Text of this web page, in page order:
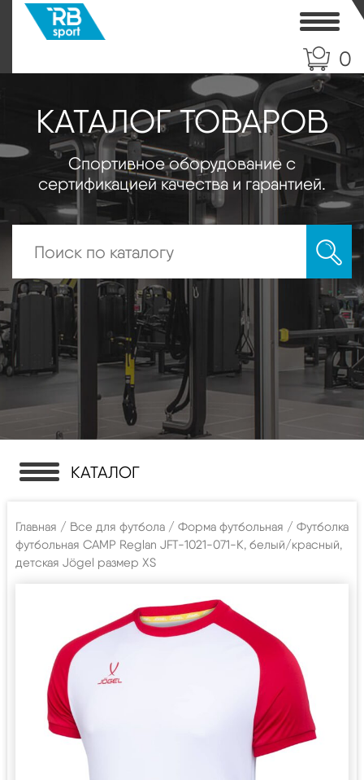
0
КАТАЛОГ ТОВАРОВ
Спортивное оборудование с
сертификацией качества и гарантией.
КАТАЛОГ
Главная / Все для футбола / Форма футбольная / Футболка
футбольная CAMP Reglan JFT-1021-071-K, белый/красный,
детская Jögel размер XS